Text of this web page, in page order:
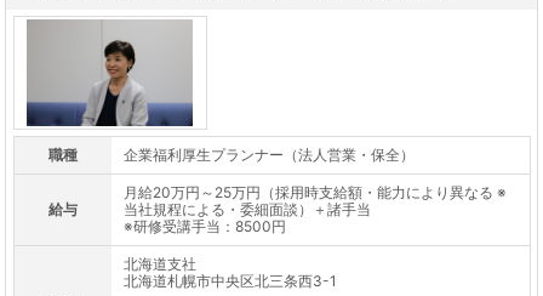
職種 企業福利厚生プランナー（法人営業・保全）
給与
月給20万円～25万円（採用時支給額・能力により異なる ※
当社規程による・委細面談）＋諸手当
※研修受講手当：8500円
北海道支社
北海道札幌市中央区北三条西3-1